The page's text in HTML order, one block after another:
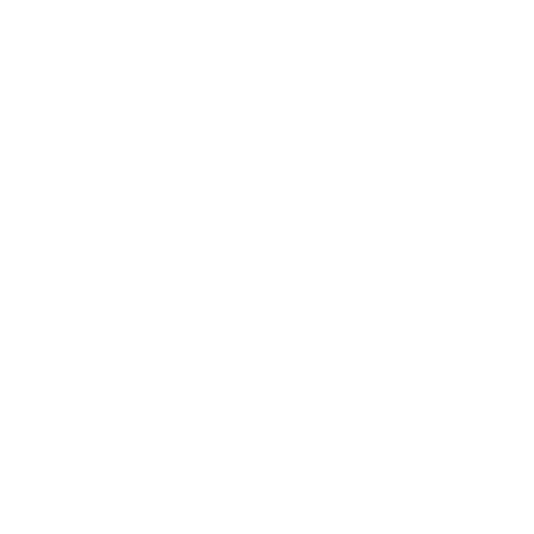
です。
ず変更すること